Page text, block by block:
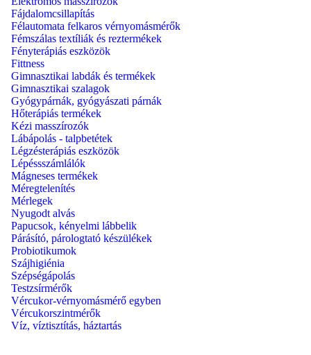
Fájdalomcsillapítás
Félautomata felkaros vérnyomásmérők
Fémszálas textíliák és reztermékek
Fényterápiás eszközök
Fittness
Gimnasztikai labdák és termékek
Gimnasztikai szalagok
Gyógypárnák, gyógyászati párnák
Hőterápiás termékek
Kézi masszírozók
Lábápolás - talpbetétek
Légzésterápiás eszközök
Lépéssszámlálók
Mágneses termékek
Méregtelenítés
Mérlegek
Nyugodt alvás
Papucsok, kényelmi lábbelik
Párásító, párologtató készülékek
Probiotikumok
Szájhigiénia
Szépségápolás
Testzsírmérők
Vércukor-vérnyomásmérő egyben
Vércukorszintmérők
Víz, víztisztítás, háztartás